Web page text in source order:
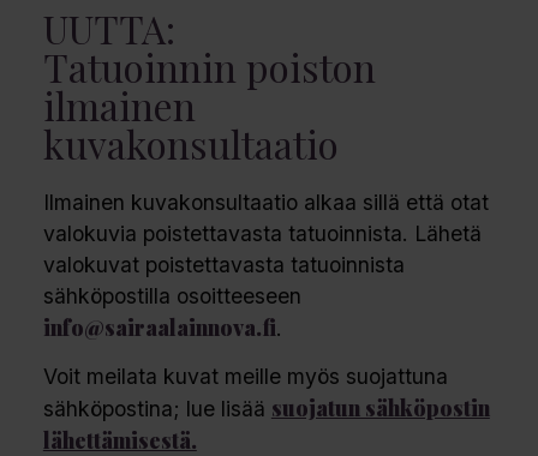
UUTTA:
Tatuoinnin poiston
ilmainen
kuvakonsultaatio
Ilmainen kuvakonsultaatio alkaa sillä että otat
valokuvia poistettavasta tatuoinnista. Lähetä
valokuvat poistettavasta tatuoinnista
sähköpostilla osoitteeseen
info@sairaalainnova.fi.
Voit meilata kuvat meille myös suojattuna
sähköpostina; lue lisää suojatun sähköpostin
lähettämisestä.